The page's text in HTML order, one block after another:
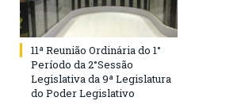
11ª Reunião Ordinária do 1°
Período da 2°Sessão
Legislativa da 9ª Legislatura
do Poder Legislativo